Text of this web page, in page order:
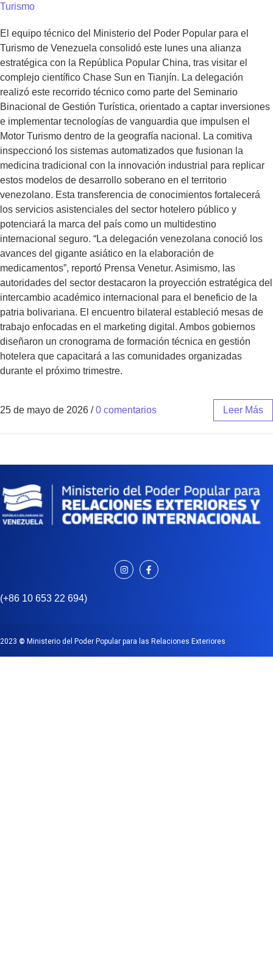
Turismo
El equipo técnico del Ministerio del Poder Popular para el
Turismo de Venezuela consolidó este lunes una alianza
estratégica con la República Popular China, tras visitar el
complejo científico Chase Sun en Tianjín. La delegación
realizó este recorrido técnico como parte del Seminario
Binacional de Gestión Turística, orientado a captar inversiones
e implementar tecnologías de vanguardia que impulsen el
Motor Turismo dentro de la geografía nacional. La comitiva
inspeccionó los sistemas automatizados que fusionan la
medicina tradicional con la innovación industrial para replicar
estos modelos de desarrollo soberano en el territorio
venezolano. Esta transferencia de conocimientos fortalecerá
los servicios asistenciales del sector hotelero público y
potenciará la marca del país como un multidestino
internacional seguro. “La delegación venezolana conoció los
avances del gigante asiático en la elaboración de
medicamentos”, reportó Prensa Venetur. Asimismo, las
autoridades del sector destacaron la proyección estratégica del
intercambio académico internacional para el beneficio de la
patria bolivariana. El encuentro bilateral estableció mesas de
trabajo enfocadas en el marketing digital. Ambos gobiernos
diseñaron un cronograma de formación técnica en gestión
hotelera que capacitará a las comunidades organizadas
durante el próximo trimestre.
25 de mayo de 2026 / 0 comentarios Leer Más
(+86 10 653 22 694)
2023 © Ministerio del Poder Popular para las Relaciones Exteriores